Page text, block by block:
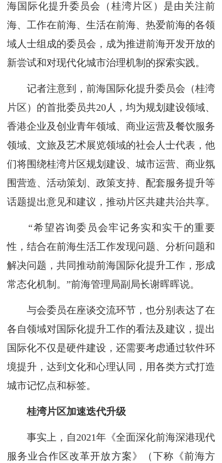
海国际化提升委员会（桂湾片区）是由关注前
海、工作在前海、生活在前海、热爱前海的各领
域人士组成的委员会，成为推进前海开发开放的
新尝试和对现代化城市治理机制的探索实践。
记者注意到，前海国际化提升委员会（桂湾
片区）的首批委员共20人，均为规划建设领域、
香港企业及创业青年领域、商业运营及餐饮服务
领域、文旅及艺术展览领域的社会人士代表，他
们将围绕桂湾片区规划建设、城市运营、商业氛
围营造、活动策划、政策支持、配套服务提升等
话题提出意见和建议，推动片区共建共治共享。
“希望咨询委员会牢记务实和实干的重要
性，结合在前海生活工作发现问题、分析问题和
解决问题，共同推动前海国际化提升工作，形成
常态化机制。”前海管理局副局长谢晖晖说。
与会委员在座谈交流环节，也分别表达了在
各自领域对国际化提升工作的看法及建议，提出
国际化不仅是硬件建设，还需要考虑通过软件环
境提升，达到文化和心理认同，用各类方式打造
城市记忆点和标签。
桂湾片区加速迭代升级
事实上，自2021年《全面深化前海深港现代
服务业合作区改革开放方案》（下称《前海方